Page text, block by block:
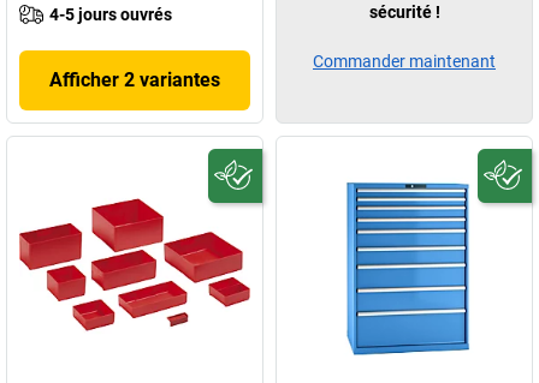
4-5 jours ouvrés
Afficher 2 variantes
sécurité !
Commander maintenant